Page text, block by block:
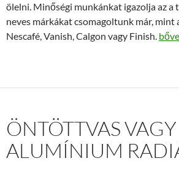
ölelni. Minőségi munkánkat igazolja az a
neves márkákat csomagoltunk már, mint
Nescafé, Vanish, Calgon vagy Finish.
ÖNTÖTTVAS VAGY
ALUMÍNIUM